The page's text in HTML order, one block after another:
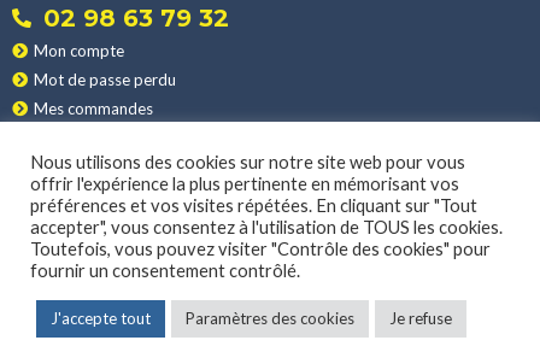
02 98 63 79 32
Mon compte
Mot de passe perdu
Mes commandes
Nos produits
Les applications
Nos conditions de vente
La livraison
MENTIONS LÉGALES |POLITIQUE DE CONFIDENTIALITÉ
Nous utilisons des cookies sur notre site web pour vous
offrir l'expérience la plus pertinente en mémorisant vos
préférences et vos visites répétées. En cliquant sur "Tout
accepter", vous consentez à l'utilisation de TOUS les cookies.
Toutefois, vous pouvez visiter "Contrôle des cookies" pour
fournir un consentement contrôlé.
J'accepte tout Paramètres des cookies Je refuse